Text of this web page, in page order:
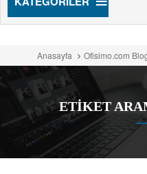
Anasayfa Ofisimo.com
ETİKET